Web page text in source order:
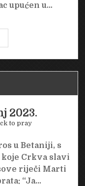
upućen u…
2023.
to pray
u Betaniji, s
Crkva slavi
riječi Marti
“Ja…